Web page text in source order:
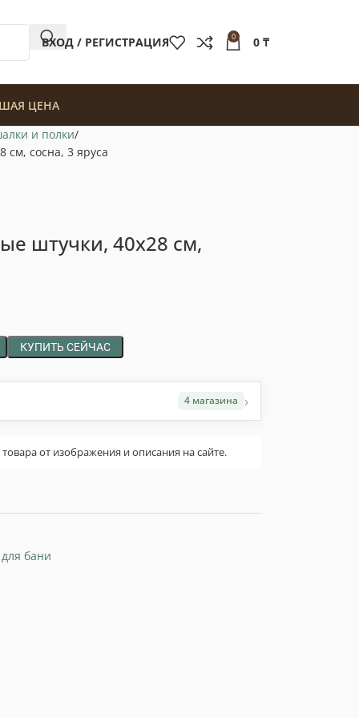
ВХОД / РЕГИСТРАЦИЯ 0 0 ₸
ЦЕНА
и полки
см, сосна, 3 яруса
штучки, 40х28 см,
КУПИТЬ СЕЙЧАС
4 магазина ›
от изображения и описания на сайте.
бани